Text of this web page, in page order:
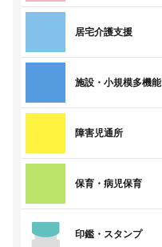
居宅介護支援
施設・小規模多機能
障害児通所
保育・病児保育
印鑑・スタンプ